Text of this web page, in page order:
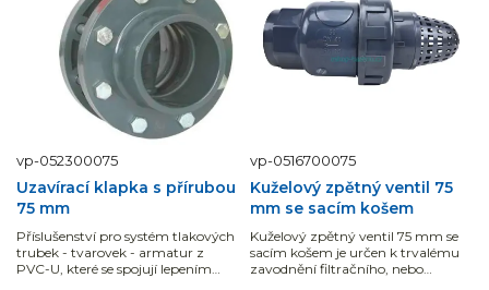
vp-052300075
Uzavírací klapka s přírubou
75 mm
Příslušenství pro systém tlakových
trubek - tvarovek - armatur z
PVC-U, které se spojují lepením
vp-0516700075
Kuželový zpětný ventil 75
mm se sacím košem
Kuželový zpětný ventil 75 mm se
sacím košem je určen k trvalému
zavodnění filtračního, nebo